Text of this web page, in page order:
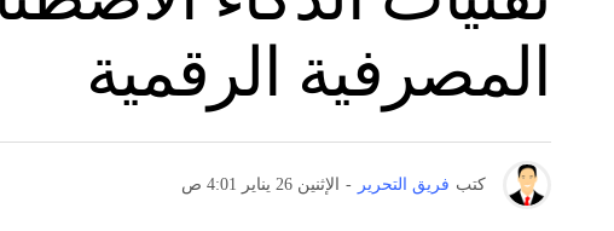
المصرفية الرقمية
كتب فريق التحرير - الإثنين 26 يناير 4:01 ص